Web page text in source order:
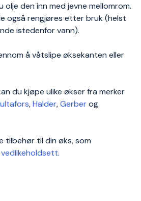
den inn med jevne mellomrom.
også rengjøres etter bruk (helst
istedenfor vann).
å våtslipe øksekanten eller
du kjøpe ulike økser fra merker
,Halder,Gerberog
tilbehør til din øks, som
vedlikeholdsett.